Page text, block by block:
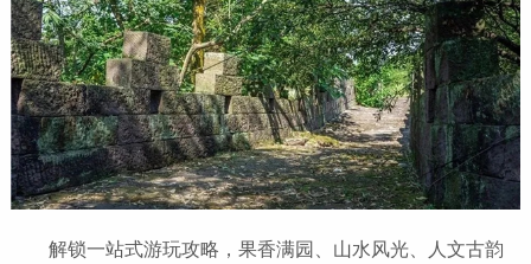
解锁一站式游玩攻略，果香满园、山水风光、人文古韵